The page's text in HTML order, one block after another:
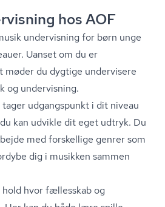
hos AOF
undervisning for børn unge
Uanset om du er
møder du dygtige undervisere
og undervisning.
udgangspunkt i dit niveau
kan udvikle dit eget udtryk. Du
med forskellige genrer som
dig i musikken sammen
hvor fællesskab og